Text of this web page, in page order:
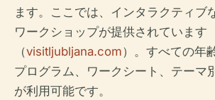
ます。ここでは、インタラクティブ
ワークショップが提供されています
（visitljubljana.com）。すべての年
プログラム、ワークシート、テーマ
が利用可能です。